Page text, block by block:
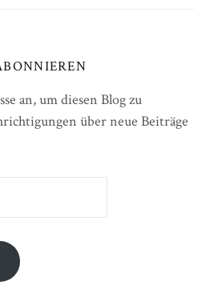
an, um diesen Blog zu
über neue Beiträge